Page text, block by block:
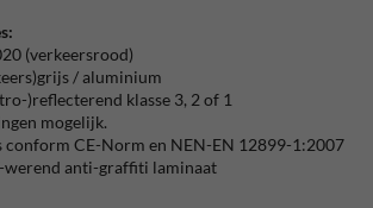
(verkeersrood)
/ aluminium
)reflecterend klasse 3, 2 of 1
mogelijk.
conform CE-Norm en NEN-EN 12899-1:2007
werend anti-graffiti laminaat